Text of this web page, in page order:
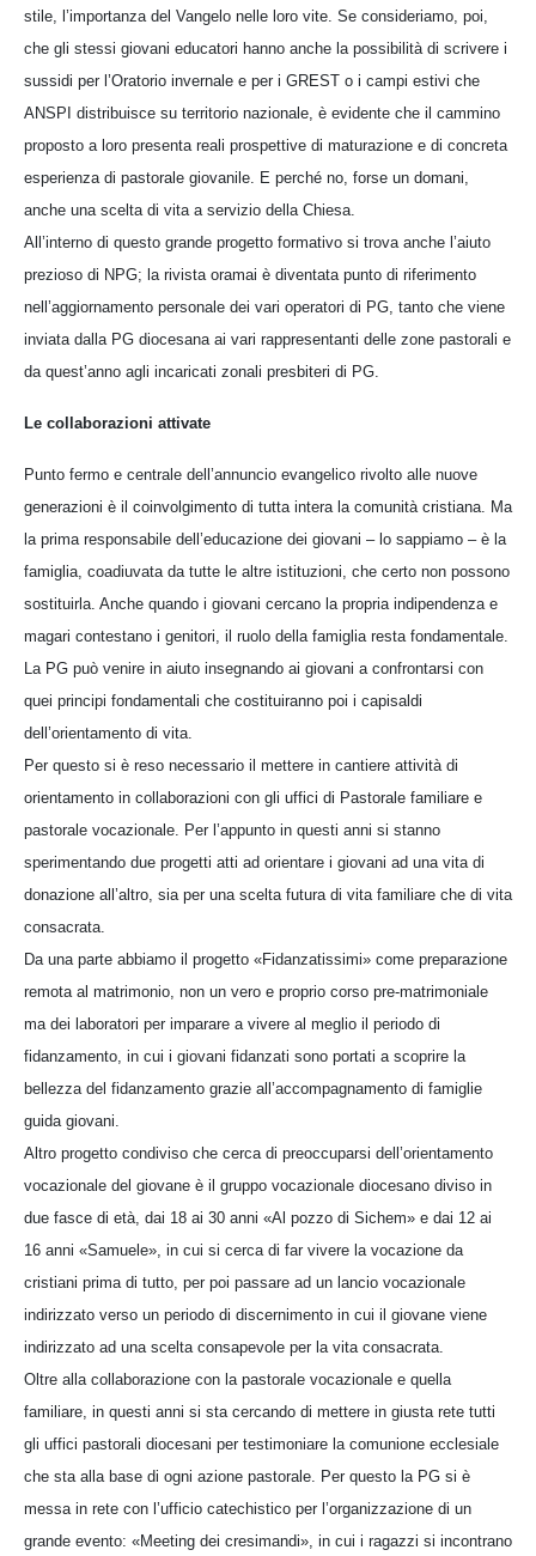
stile, l’importanza del Vangelo nelle loro vite. Se consideriamo, poi,
che gli stessi giovani educatori hanno anche la possibilità di scrivere i
sussidi per l’Oratorio invernale e per i GREST o i campi estivi che
ANSPI distribuisce su territorio nazionale, è evidente che il cammino
proposto a loro presenta reali prospettive di maturazione e di concreta
esperienza di pastorale giovanile. E perché no, forse un domani,
anche una scelta di vita a servizio della Chiesa.
All’interno di questo grande progetto formativo si trova anche l’aiuto
prezioso di NPG; la rivista oramai è diventata punto di riferimento
nell’aggiornamento personale dei vari operatori di PG, tanto che viene
inviata dalla PG diocesana ai vari rappresentanti delle zone pastorali e
da quest’anno agli incaricati zonali presbiteri di PG.
Le collaborazioni attivate
Punto fermo e centrale dell’annuncio evangelico rivolto alle nuove
generazioni è il coinvolgimento di tutta intera la comunità cristiana. Ma
la prima responsabile dell’educazione dei giovani – lo sappiamo – è la
famiglia, coadiuvata da tutte le altre istituzioni, che certo non possono
sostituirla. Anche quando i giovani cercano la propria indipendenza e
magari contestano i genitori, il ruolo della famiglia resta fondamentale.
La PG può venire in aiuto insegnando ai giovani a confrontarsi con
quei principi fondamentali che costituiranno poi i capisaldi
dell’orientamento di vita.
Per questo si è reso necessario il mettere in cantiere attività di
orientamento in collaborazioni con gli uffici di Pastorale familiare e
pastorale vocazionale. Per l’appunto in questi anni si stanno
sperimentando due progetti atti ad orientare i giovani ad una vita di
donazione all’altro, sia per una scelta futura di vita familiare che di vita
consacrata.
Da una parte abbiamo il progetto «Fidanzatissimi» come preparazione
remota al matrimonio, non un vero e proprio corso pre-matrimoniale
ma dei laboratori per imparare a vivere al meglio il periodo di
fidanzamento, in cui i giovani fidanzati sono portati a scoprire la
bellezza del fidanzamento grazie all’accompagnamento di famiglie
guida giovani.
Altro progetto condiviso che cerca di preoccuparsi dell’orientamento
vocazionale del giovane è il gruppo vocazionale diocesano diviso in
due fasce di età, dai 18 ai 30 anni «Al pozzo di Sichem» e dai 12 ai
16 anni «Samuele», in cui si cerca di far vivere la vocazione da
cristiani prima di tutto, per poi passare ad un lancio vocazionale
indirizzato verso un periodo di discernimento in cui il giovane viene
indirizzato ad una scelta consapevole per la vita consacrata.
Oltre alla collaborazione con la pastorale vocazionale e quella
familiare, in questi anni si sta cercando di mettere in giusta rete tutti
gli uffici pastorali diocesani per testimoniare la comunione ecclesiale
che sta alla base di ogni azione pastorale. Per questo la PG si è
messa in rete con l’ufficio catechistico per l’organizzazione di un
grande evento: «Meeting dei cresimandi», in cui i ragazzi si incontrano